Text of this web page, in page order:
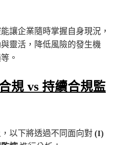
讓企業隨時掌握自身現況，
靈活，降低風險的發生機
。
規 vs 持續合規監
以下將透過不同面向對 (I)